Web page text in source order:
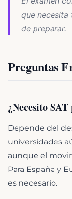
que necesita
de preparar.
Preguntas
¿Necesito
Depende del
universidades
aunque el
Para España y
es necesario.